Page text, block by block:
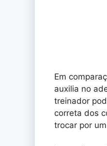
Em
auxilia no
treinador
correta dos
trocar por